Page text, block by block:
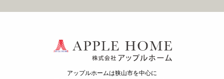
アップルホームは狭山市を中心に